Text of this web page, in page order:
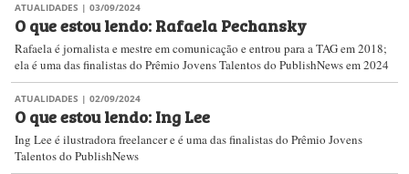
ATUALIDADES | 03/09/2024
O que estou lendo: Rafaela Pechansky
Rafaela é jornalista e mestre em comunicação e entrou para a TAG em 2018;
ela é uma das finalistas do Prêmio Jovens Talentos do PublishNews em 2024
ATUALIDADES | 02/09/2024
O que estou lendo: Ing Lee
Ing Lee é ilustradora freelancer e é uma das finalistas do Prêmio Jovens
Talentos do PublishNews